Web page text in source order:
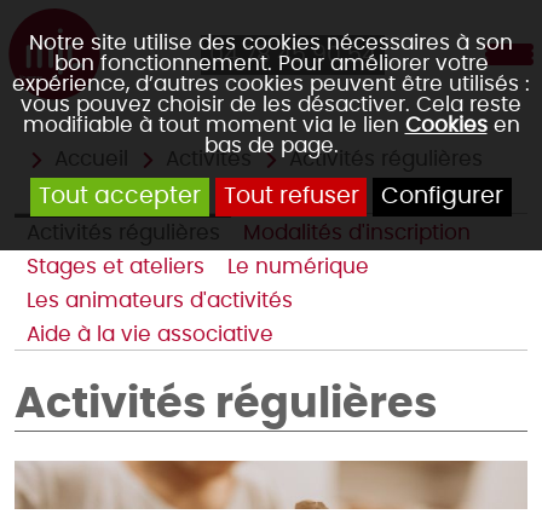
Notre site utilise des cookies nécessaires à son
bon fonctionnement. Pour améliorer votre
expérience, d’autres cookies peuvent être utilisés :
vous pouvez choisir de les désactiver. Cela reste
modifiable à tout moment via le lien Cookiesen
bas de page.
Tout accepter Tout refuser Configurer
04 78 45 90 54
Activités Activités régulières
Modalités d'inscription
Stages et ateliers
Le numérique
Les animateurs d'activités
Aide à la vie associative
Activités régulières